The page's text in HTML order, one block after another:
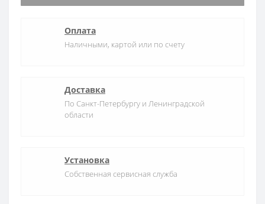
Оплата
Наличными, картой или по счету
Доставка
По Санкт-Петербургу и Ленинградской
области
Установка
Собственная сервисная служба